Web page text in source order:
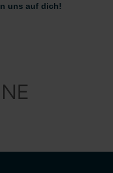
uns auf dich!